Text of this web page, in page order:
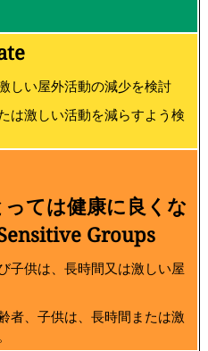
しい屋外活動の減少を検討
は激しい活動を減らすよう検
ては健康に良くな
Groups
子供は、長時間又は激しい屋
者、子供は、長時間または激